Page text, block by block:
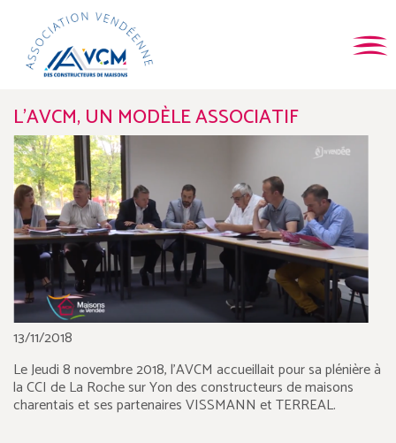
L'AVCM, UN MODÈLE ASSOCIATIF
13/11/2018
Le Jeudi 8 novembre 2018, l’AVCM accueillait pour sa plénière à
la CCI de La Roche sur Yon des constructeurs de maisons
charentais et ses partenaires VISSMANN et TERREAL.